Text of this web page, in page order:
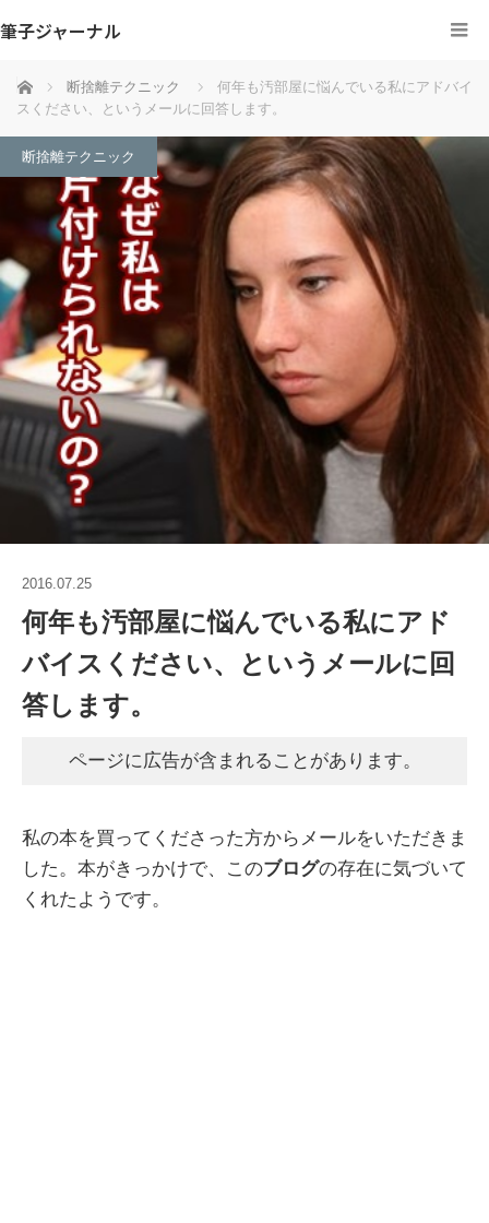
筆子ジャーナル
ホーム 断捨離テクニック
何年も汚部屋に悩んでいる私にアドバイ
スください、というメールに回答します。
断捨離テクニック
2016.07.25
何年も汚部屋に悩んでいる私にアド
バイスください、というメールに回
答します。
ページに広告が含まれることがあります。
私の本を買ってくださった方からメールをいただきま
した。本がきっかけで、このブログの存在に気づいて
くれたようです。